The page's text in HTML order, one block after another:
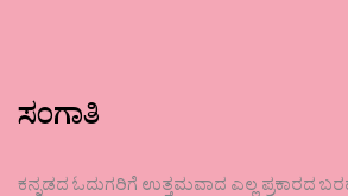
ಸಂಗಾತಿ
ಕನ್ನಡದ ಓದುಗರಿಗೆ ಉತ್ತಮವಾದ ಎಲ್ಲ ಪ್ರಕಾರದ